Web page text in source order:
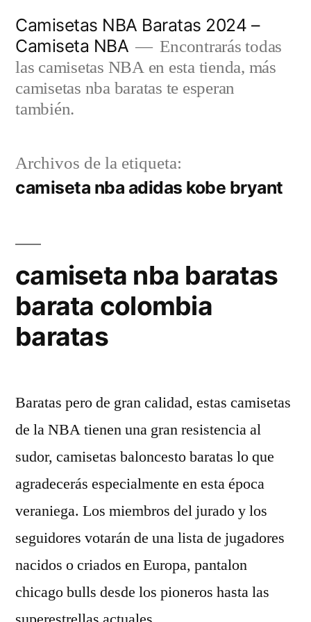
contenido
Camisetas NBA Baratas 2024 –
Camiseta NBA
Encontrarás todas
las camisetas NBA en esta tienda, más
camisetas nba baratas te esperan
también.
Archivos de la etiqueta:
camiseta nba adidas kobe bryant
camiseta nba baratas
barata colombia
baratas
Baratas pero de gran calidad, estas camisetas
de la NBA tienen una gran resistencia al
sudor, camisetas baloncesto baratas lo que
agradecerás especialmente en esta época
veraniega. Los miembros del jurado y los
seguidores votarán de una lista de jugadores
nacidos o criados en Europa, pantalon
chicago bulls desde los pioneros hasta las